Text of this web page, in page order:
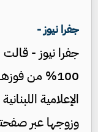
جفرا نيوز -
جفرا نيوز - قالت
100% من
الإعلامية
وزوجها عبر